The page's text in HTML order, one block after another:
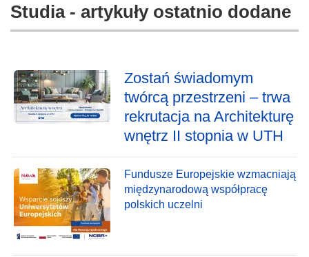
Studia - artykuły ostatnio dodane
Zostań świadomym
twórcą przestrzeni – trwa
rekrutacja na Architekturę
wnętrz II stopnia w UTH
Fundusze Europejskie wzmacniają
międzynarodową współpracę
polskich uczelni